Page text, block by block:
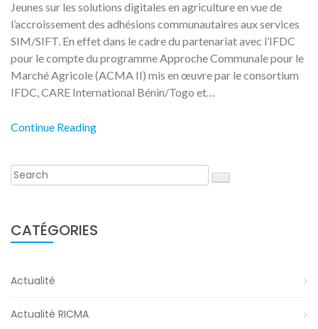
Jeunes sur les solutions digitales en agriculture en vue de
l’accroissement des adhésions communautaires aux services
SIM/SIFT. En effet dans le cadre du partenariat avec l’IFDC
pour le compte du programme Approche Communale pour le
Marché Agricole (ACMA II) mis en œuvre par le consortium
IFDC, CARE International Bénin/Togo et…
Continue Reading
CATÉGORIES
Actualité
Actualité RICMA